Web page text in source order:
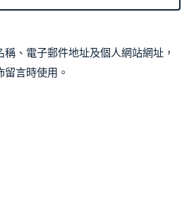
稱、電子郵件地址及個人網站網址，
言時使用。